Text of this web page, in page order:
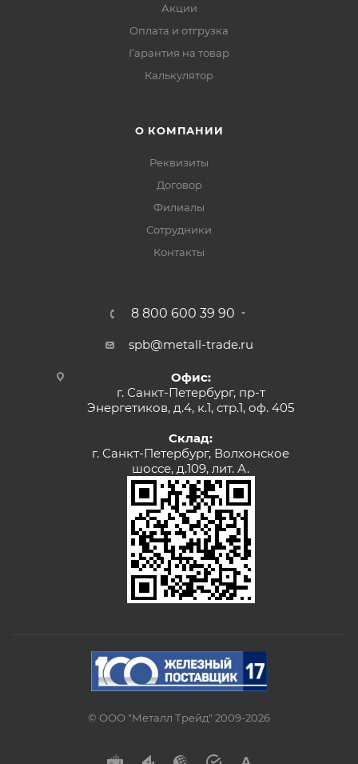
Акции
Оплата и отгрузка
Гарантия на товар
Калькулятор
О КОМПАНИИ
Реквизиты
Договор
Филиалы
Сотрудники
Контакты
8 800 600 39 90
spb@metall-trade.ru
Офис:
г. Санкт-Петербург, пр-т
Энергетиков, д.4, к.1, стр.1, оф. 405
Склад:
г. Санкт-Петербург, Волхонское
шоссе, д.109, лит. А.
© ООО "Металл Трейд" 2009-2026